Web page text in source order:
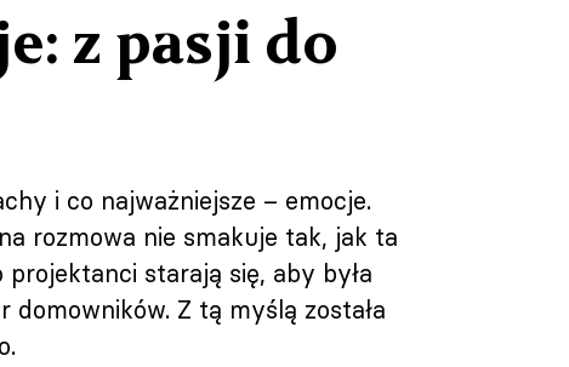
z pasji do
i co najważniejsze – emocje.
rozmowa nie smakuje tak, jak ta
starają się, aby była
Z tą myślą została